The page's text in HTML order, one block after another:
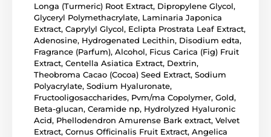
Longa (Turmeric) Root Extract, Dipropylene Glycol,
Glyceryl Polymethacrylate, Laminaria Japonica
Extract, Caprylyl Glycol, Eclipta Prostrata Leaf Extract,
Adenosine, Hydrogenated Lecithin, Disodium edta,
Fragrance (Parfum), Alcohol, Ficus Carica (Fig) Fruit
Extract, Centella Asiatica Extract, Dextrin,
Theobroma Cacao (Cocoa) Seed Extract, Sodium
Polyacrylate, Sodium Hyaluronate,
Fructooligosaccharides, Pvm/ma Copolymer, Gold,
Beta-glucan, Ceramide np, Hydrolyzed Hyaluronic
Acid, Phellodendron Amurense Bark extract, Velvet
Extract, Cornus Officinalis Fruit Extract, Angelica